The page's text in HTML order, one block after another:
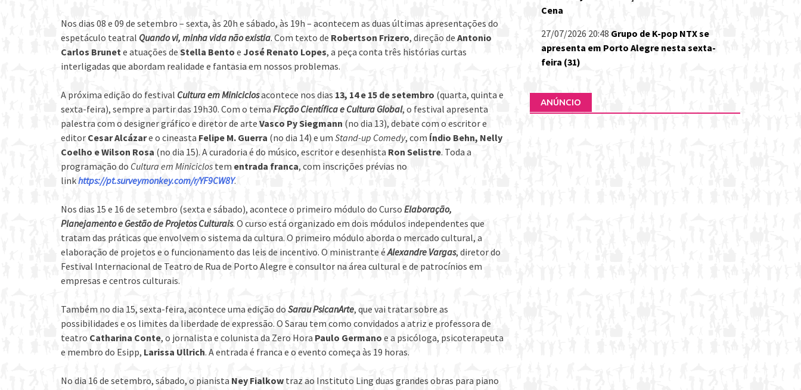
Nos dias 08 e 09 de setembro – sexta, às 20h e sábado, às 19h – acontecem as duas últimas apresentações do
espetáculo teatral Quando vi, minha vida não existia. Com texto de Robertson Frizero, direção de Antonio
Carlos Brunete atuações de Stella Bento e José Renato Lopes, a peça conta três histórias curtas
interligadas que abordam realidade e fantasia em nossos problemas.
A próxima edição do festival Cultura em Miniciclosacontece nos dias 13, 14 e 15 de setembro (quarta, quinta e
sexta-feira), sempre a partir das 19h30. Com o tema Ficção Científica e Cultura Global, o festival apresenta
palestra com o designer gráfico e diretor de arte Vasco Py Siegmann (no dia 13), debate com o escritor e
editor Cesar Alcázare o cineasta Felipe M. Guerra (no dia 14) e um Stand-up Comedy, com Índio Behn, Nelly
Coelho e Wilson Rosa (no dia 15). A curadoria é do músico, escritor e desenhista Ron Selistre. Toda a
programação do Cultura em Miniciclos tem entrada franca, com inscrições prévias no
linkhttps://pt.surveymonkey.com/r/YF9CW8Y.
Nos dias 15 e 16 de setembro (sexta e sábado), acontece o primeiro módulo do Curso Elaboração,
Planejamento e Gestão de Projetos Culturais. O curso está organizado em dois módulos independentes que
tratam das práticas que envolvem o sistema da cultura. O primeiro módulo aborda o mercado cultural, a
elaboração de projetos e o funcionamento das leis de incentivo. O ministrante éAlexandre Vargas, diretor do
Festival Internacional de Teatro de Rua de Porto Alegre e consultor na área cultural e de patrocínios em
empresas e centros culturais.
Também no dia 15, sexta-feira, acontece uma edição do Sarau PsicanArte, que vai tratar sobre as
possibilidades e os limites da liberdade de expressão. O Sarau tem como convidados a atriz e professora de
teatro Catharina Conte, o jornalista e colunista da Zero Hora Paulo Germano e a psicóloga, psicoterapeuta
e membro do Esipp, Larissa Ullrich. A entrada é franca e o evento começa às 19 horas.
No dia 16 de setembro, sábado, o pianista Ney Fialkow traz ao Instituto Ling duas grandes obras para piano
Cena
27/07/2026 20:48 Grupo de K-pop NTX se
apresenta em Porto Alegre nesta sexta-
feira (31)
ANÚNCIO